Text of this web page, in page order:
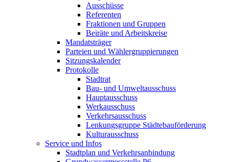
Ausschüsse
Referenten
Fraktionen und Gruppen
Beiräte und Arbeitskreise
Mandatsträger
Parteien und Wählergruppierungen
Sitzungskalender
Protokolle
Stadtrat
Bau- und Umweltausschuss
Hauptausschuss
Werkausschuss
Verkehrsausschuss
Lenkungsgruppe Städtebauförderung
Kulturausschuss
Service und Infos
Stadtplan und Verkehrsanbindung